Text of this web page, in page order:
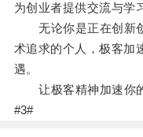
为创业者提供交流与学
无论你是正在创新创
术追求的个人，极客加
遇。
让极客精神加速你的
#3#